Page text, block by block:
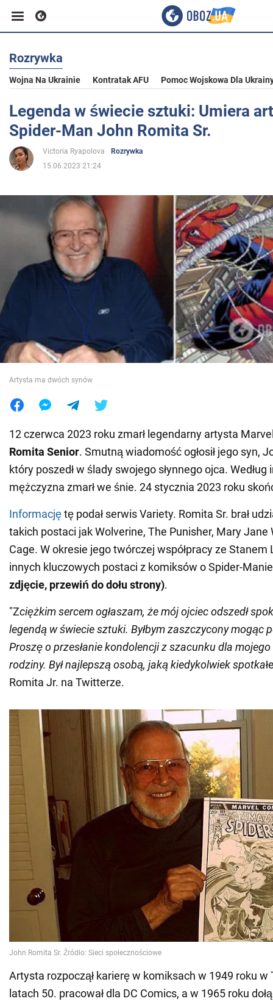
Biznes
Sport
Rozrywka
Polityka
Społeczeństwo
Świat
Jedzenie
Rozrywka
Wojna Na Ukrainie Kontratak AFU Pomoc Wojskowa Dla
Legenda w świecie sztuki: Umiera
Spider-Man John Romita Sr.
Victoria Ryapolova
Rozrywka
15.06.2023 21:24
Artysta ma dwóch synów
12 czerwca 2023 roku zmarł legendarny artysta
Romita Senior. Smutną wiadomość ogłosił jego syn,
który poszedł w ślady swojego słynnego ojca. Według
mężczyzna zmarł we śnie. 24 stycznia 2023 roku
Informacjętę podał serwis Variety. Romita Sr. brał
takich postaci jak Wolverine, The Punisher, Mary Jane
Cage. W okresie jego twórczej współpracy ze Stanem
innych kluczowych postaci z komiksów o Spider-
zdjęcie, przewiń do dołu strony).
"Zciężkim sercem ogłaszam, że mój ojciec odszedł
legendą w świecie sztuki. Byłbym zaszczycony mogąc
Proszę o przesłanie kondolencji z szacunku dla
rodziny. Był najlepszą osobą, jaką kiedykolwiek spotka
Romita Jr. na Twitterze.
Artysta rozpoczął karierę w komiksach w 1949 roku w
latach 50. pracował dla DC Comics, a w 1965 roku